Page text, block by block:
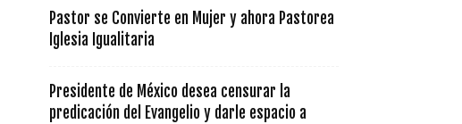
Pastor se Convierte en Mujer y ahora Pastorea
Iglesia Igualitaria
Presidente de México desea censurar la
predicación del Evangelio y darle espacio a